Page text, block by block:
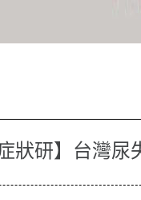
狀研】台灣